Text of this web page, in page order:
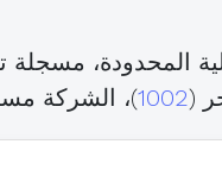
المحدودة، مسجلة
1002)، الشركة